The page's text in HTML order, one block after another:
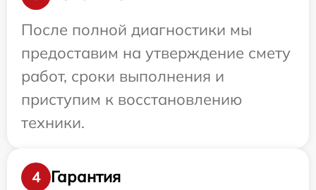
После полной диагностики мы
предоставим на утверждение смету
работ, сроки выполнения и
приступим к восстановлению
техники.
4
Гарантия